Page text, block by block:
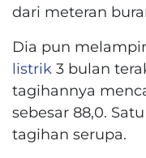
dari meteran
Dia pun
listrik 3 bulan
tagihannya
sebesar 88,0.
tagihan serupa.